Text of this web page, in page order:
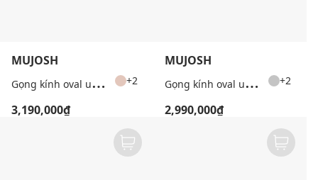
MUJOSH
G
ọng kính oval unisex cổ điển +2
3,190,000₫
MUJOSH
G
ọng kính oval unisex bản mảnh +2
2,990,000₫